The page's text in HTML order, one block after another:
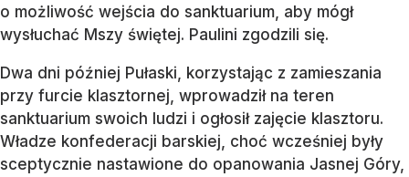
o możliwość wejścia do sanktuarium, aby mógł
wysłuchać Mszy świętej. Paulini zgodzili się.
Dwa dni później Pułaski, korzystając z zamieszania
przy furcie klasztornej, wprowadził na teren
sanktuarium swoich ludzi i ogłosił zajęcie klasztoru.
Władze konfederacji barskiej, choć wcześniej były
sceptycznie nastawione do opanowania Jasnej Góry,